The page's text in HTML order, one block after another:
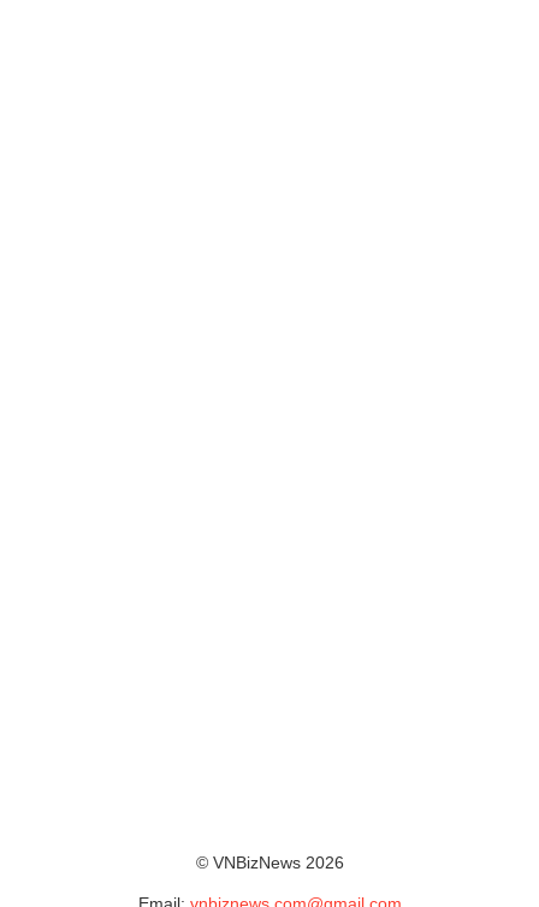
© VNBizNews 2026
Email: vnbiznews.com@gmail.com